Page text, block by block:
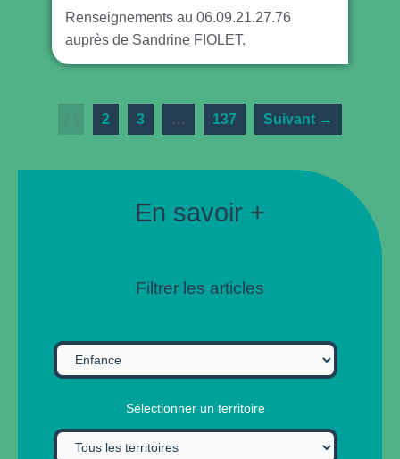
Renseignements au 06.09.21.27.76
auprès de Sandrine FIOLET.
2 3 … 137 Suivant →
En savoir +
Filtrer les articles
Sélectionner un territoire